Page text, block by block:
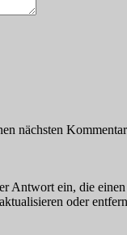
nächsten
Antwort ein, die
oder